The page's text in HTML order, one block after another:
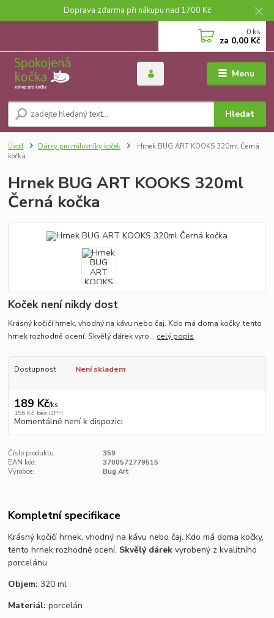
Doprava zdarma při nákupu nad 1700 Kč
Menu
Hledat
0 ks
za 0,00 Kč
Úvod Dárky pro milovníky koček
Hrnek BUG ART KOOKS 320ml Černá
kočka
Hrnek BUG ART KOOKS 320ml
Černá kočka
Koček není nikdy dost
Krásný kočičí hrnek, vhodný na kávu nebo čaj. Kdo má doma kočky, tento
hrnek rozhodně ocení. Skvělý dárek vyro... celý popis
Dostupnost Není skladem
189 Kč/ks
156 Kč bez DPH
Momentálně není k dispozici
Číslo produktu:
359
EAN kód:
3700572779515
Výrobce:
Bug Art
Kompletní specifikace
Krásný kočičí hrnek, vhodný na kávu nebo čaj. Kdo má doma kočky,
tento hrnek rozhodně ocení. Skvělý dárek vyrobený z kvalitního
porcelánu.
Objem:320 ml
Materiál: porcelán